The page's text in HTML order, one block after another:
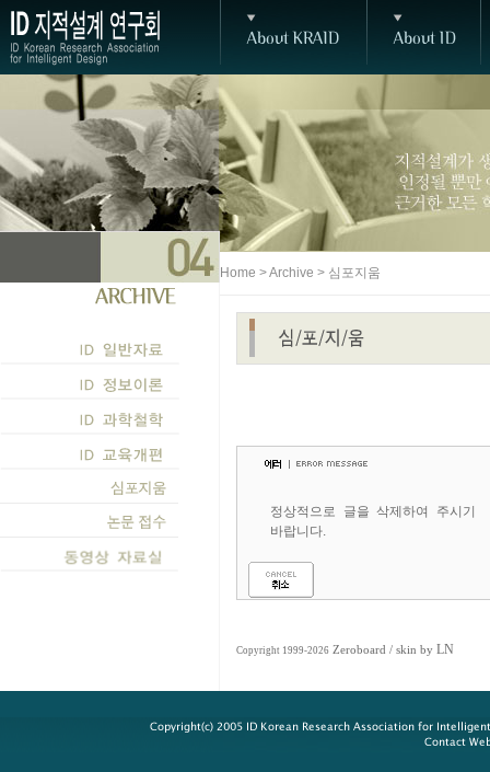
Home > Archive > 심포지움
정상적으로 글을 삭제하여 주시기
바랍니다.
Copyright 1999-2026 Zeroboard / skin by LN